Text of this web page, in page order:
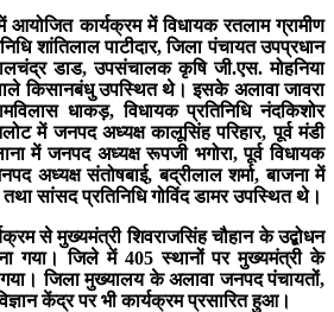
कार्यक्रम में विधायक रतलाम ग्रामीण
शांतिलाल पाटीदार, जिला पंचायत उपप्रधान
डाड, उपसंचालक कृषि जी.एस. मोहनिया
किसानबंधु उपस्थित थे। इसके अलावा जावरा
धाकड़, विधायक प्रतिनिधि नंदकिशोर
में जनपद अध्यक्ष कालूसिंह परिहार, पूर्व मंडी
में जनपद अध्यक्ष रूपजी भगोरा, पूर्व विधायक
अध्यक्ष संतोषबाई, बद्रीलाल शर्मा, बाजना में
सांसद प्रतिनिधि गोविंद डामर उपस्थित थे।
से मुख्यमंत्री शिवराजसिंह चौहान के उद्बोधन
गया। जिले में 405 स्थानों पर मुख्यमंत्री के
गया। जिला मुख्यालय के अलावा जनपद पंचायतों,
केंद्र पर भी कार्यक्रम प्रसारित हुआ।